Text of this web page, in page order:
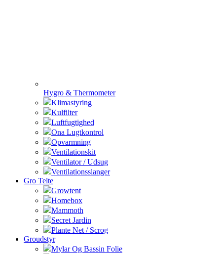
Hygro & Thermometer
Klimastyring
Kulfilter
Luftfugtighed
Ona Lugtkontrol
Opvarmning
Ventilationskit
Ventilator / Udsug
Ventilationsslanger
Gro Telte
Growtent
Homebox
Mammoth
Secret Jardin
Plante Net / Scrog
Groudstyr
Mylar Og Bassin Folie